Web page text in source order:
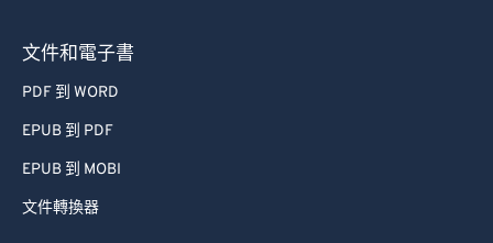
文件和電子書
PDF 到 WORD
EPUB 到 PDF
EPUB 到 MOBI
文件轉換器